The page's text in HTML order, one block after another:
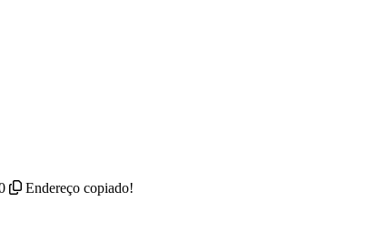
Endereço copiado!